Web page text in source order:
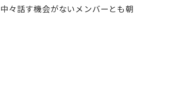
々話す機会がないメンバーとも朝